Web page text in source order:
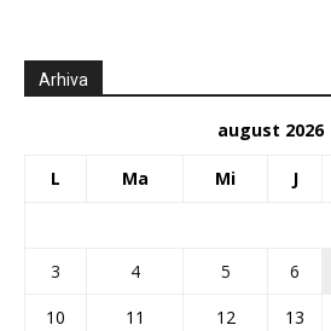
Arhiva
august 2026
L Ma Mi J
3
4 5 6
10
11 12 13